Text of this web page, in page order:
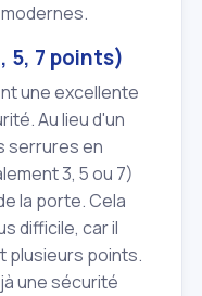
5, 7 points)
une excellente
Au lieu d'un
serrures en
3, 5 ou 7)
la porte. Cela
difficile, car il
plusieurs points.
une sécurité